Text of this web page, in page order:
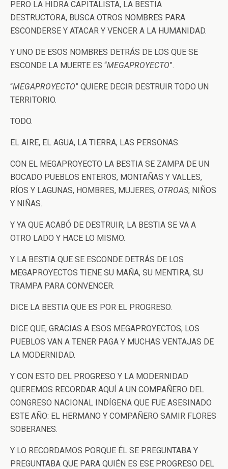
PERO LA HIDRA CAPITALISTA, LA BESTIA
DESTRUCTORA, BUSCA OTROS NOMBRES PARA
ESCONDERSE Y ATACAR Y VENCER A LA HUMANIDAD.
Y UNO DE ESOS NOMBRES DETRÁS DE LOS QUE SE
ESCONDE LA MUERTE ES “MEGAPROYECTO”.
“MEGAPROYECTO” QUIERE DECIR DESTRUIR TODO UN
TERRITORIO.
TODO.
EL AIRE, EL AGUA, LA TIERRA, LAS PERSONAS.
CON EL MEGAPROYECTO LA BESTIA SE ZAMPA DE UN
BOCADO PUEBLOS ENTEROS, MONTAÑAS Y VALLES,
RÍOS Y LAGUNAS, HOMBRES, MUJERES, OTROAS, NIÑOS
Y NIÑAS.
Y YA QUE ACABÓ DE DESTRUIR, LA BESTIA SE VA A
OTRO LADO Y HACE LO MISMO.
Y LA BESTIA QUE SE ESCONDE DETRÁS DE LOS
MEGAPROYECTOS TIENE SU MAÑA, SU MENTIRA, SU
TRAMPA PARA CONVENCER.
DICE LA BESTIA QUE ES POR EL PROGRESO.
DICE QUE, GRACIAS A ESOS MEGAPROYECTOS, LOS
PUEBLOS VAN A TENER PAGA Y MUCHAS VENTAJAS DE
LA MODERNIDAD.
Y CON ESTO DEL PROGRESO Y LA MODERNIDAD
QUEREMOS RECORDAR AQUÍ A UN COMPAÑERO DEL
CONGRESO NACIONAL INDÍGENA QUE FUE ASESINADO
ESTE AÑO: EL HERMANO Y COMPAÑERO SAMIR FLORES
SOBERANES.
Y LO RECORDAMOS PORQUE ÉL SE PREGUNTABA Y
PREGUNTABA QUE PARA QUIÉN ES ESE PROGRESO DEL